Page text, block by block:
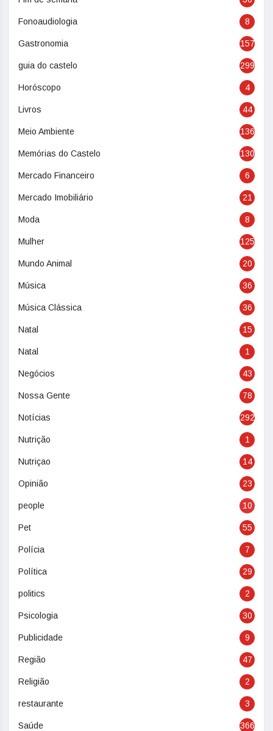
Fonoaudiologia 8
Gastronomia 157
guia do castelo 299
Horóscopo 4
Livros 44
Meio Ambiente 136
Memórias do Castelo 130
Mercado Financeiro 6
Mercado Imobiliário 21
Moda 8
Mulher 125
Mundo Animal 20
Música 36
Música Clássica 36
Natal 15
Natal 1
Negócios 43
Nossa Gente 78
Notícias 292
Nutrição 1
Nutriçao 14
Opinião 23
people 10
Pet 55
Polícia 7
Política 29
politics 2
Psicologia 30
Publicidade 9
Região 47
Religião 2
restaurante 3
Saúde 366